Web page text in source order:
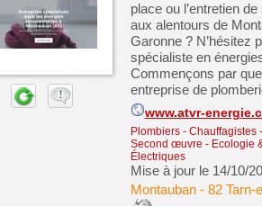
place ou l’entretien
aux alentours de
Garonne ? N’hésitez
spécialiste en
Commençons par
entreprise de
www.atvr-
Plombiers - Chauffagistes
Second œuvre - Ecologie
Électriques
Mise à jour le 14/10/
Montauban- 82 Tarn-